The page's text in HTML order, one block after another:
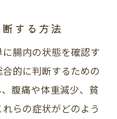
する方法
腸内の状態を確認す
的に判断するための
腹痛や体重減少、貧
らの症状がどのよう